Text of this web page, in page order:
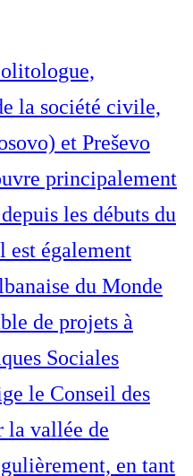
la société civile,
et Preševo
principalement
les débuts du
est également
du Monde
de projets à
Sociales
le Conseil des
la vallée de
en tant